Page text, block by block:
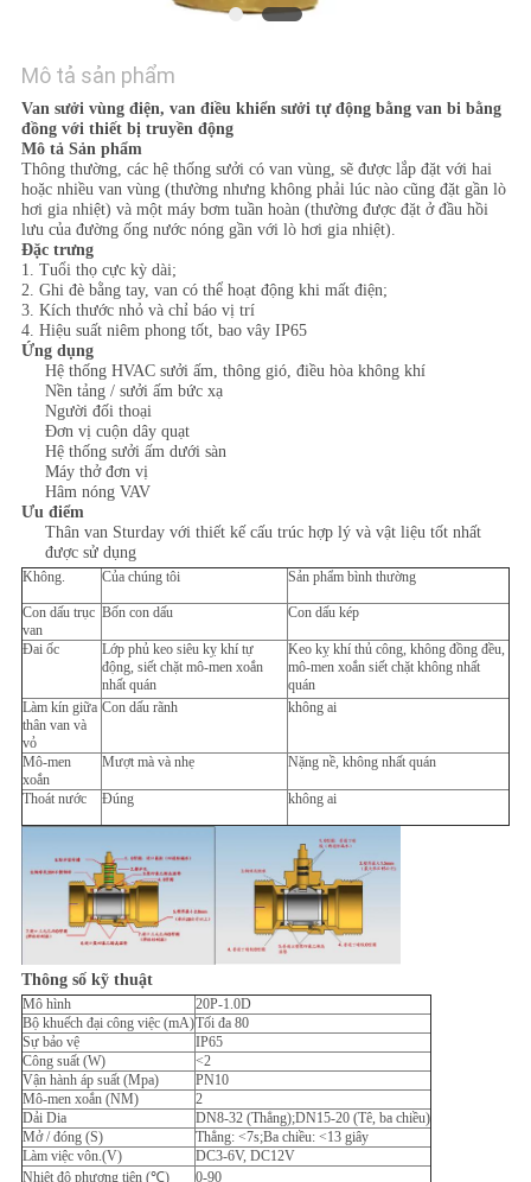
ĐỒ
TRANG
WEB
PRIVACY
POLICY
Mô tả sản phẩm
Van sưởi vùng điện, van điều khiển sưởi tự động bằng van bi bằng
đồng với thiết bị truyền động
Mô tả Sản phẩm
Thông thường, các hệ thống sưởi có van vùng, sẽ được lắp đặt với hai
hoặc nhiều van vùng (thường nhưng không phải lúc nào cũng đặt gần lò
hơi gia nhiệt) và một máy bơm tuần hoàn (thường được đặt ở đầu hồi
lưu của đường ống nước nóng gần với lò hơi gia nhiệt).
Đặc trưng
1. Tuổi thọ cực kỳ dài;
2. Ghi đè bằng tay, van có thể hoạt động khi mất điện;
3. Kích thước nhỏ và chỉ báo vị trí
4. Hiệu suất niêm phong tốt, bao vây IP65
Ứng dụng
Hệ thống HVAC sưởi ấm, thông gió, điều hòa không khí
Nền tảng / sưởi ấm bức xạ
Người đối thoại
Đơn vị cuộn dây quạt
Hệ thống sưởi ấm dưới sàn
Máy thở đơn vị
Hâm nóng VAV
Ưu điểm
Thân van Sturday với thiết kế cấu trúc hợp lý và vật liệu tốt nhất
được sử dụng
Không. Của chúng tôi Sản phẩm bình thường
Con dấu trục
van
Bốn con dấu Con dấu kép
Đai ốc
Lớp phủ keo siêu kỵ khí tự
động, siết chặt mô-men xoắn
nhất quán
Keo kỵ khí thủ công, không đồng đều,
mô-men xoắn siết chặt không nhất
quán
Làm kín giữa
thân van và
vỏ
Con dấu rãnh không ai
Mô-men
xoắn
Mượt mà và nhẹ Nặng nề, không nhất quán
Thoát nước Đúng không ai
Thông số kỹ thuật
Mô hình
20P-1.0D
Bộ khuếch đại công việc (mA)Tối đa 80
Sự bảo vệ
IP65
Công suất (W)
<2
Vận hành áp suất (Mpa)
PN10
Mô-men xoắn (NM)
2
Dải Dia
DN8-32 (Thẳng);DN15-20 (Tê, ba chiều)
Mở / đóng (S)
Thẳng: <7s;Ba chiều: <13 giây
Làm việc vôn.(V)
DC3-6V, DC12V
Nhiệt độ phương tiện (℃)
0-90